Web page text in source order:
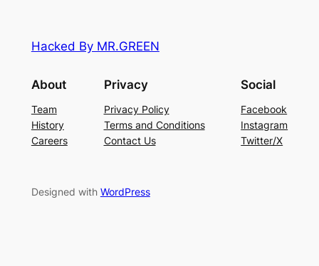
Hacked By MR.GREEN
About
Team
History
Careers
Privacy
Privacy Policy
Terms and Conditions
Contact Us
Social
Facebook
Instagram
Twitter/X
Designed with WordPress